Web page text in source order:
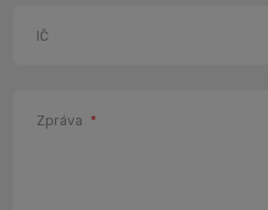
IČ
Zpráva *